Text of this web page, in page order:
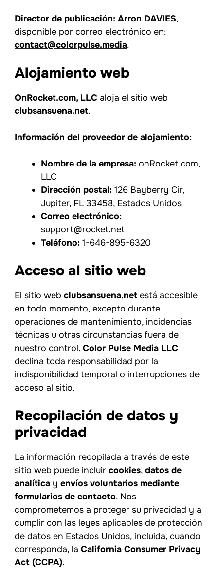
Director de publicación: Arron DAVIES,
disponible por correo electrónico en:
contact@colorpulse.media.
Alojamiento web
OnRocket.com, LLC aloja el sitio web
clubsansuena.net.
Información del proveedor de alojamiento:
Nombre de la empresa: onRocket.com,
LLC
Dirección postal: 126 Bayberry Cir,
Jupiter, FL 33458, Estados Unidos
Correo electrónico:
support@rocket.net
Teléfono: 1-646-895-6320
Acceso al sitio web
El sitio web clubsansuena.net está accesible
en todo momento, excepto durante
operaciones de mantenimiento, incidencias
técnicas u otras circunstancias fuera de
nuestro control. Color Pulse Media LLC
declina toda responsabilidad por la
indisponibilidad temporal o interrupciones de
acceso al sitio.
Recopilación de datos y
privacidad
La información recopilada a través de este
sitio web puede incluir cookies, datos de
analítica y envíos voluntarios mediante
formularios de contacto. Nos
comprometemos a proteger su privacidad y a
cumplir con las leyes aplicables de protección
de datos en Estados Unidos, incluida, cuando
corresponda, la California Consumer Privacy
Act (CCPA).